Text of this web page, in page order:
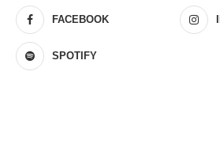
FACEBOOK
SPOTIFY